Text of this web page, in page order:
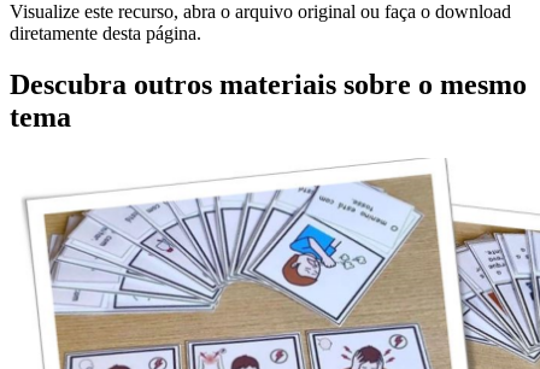
Visualize este recurso, abra o arquivo original ou faça o download
diretamente desta página.
Descubra outros materiais sobre o mesmo
tema